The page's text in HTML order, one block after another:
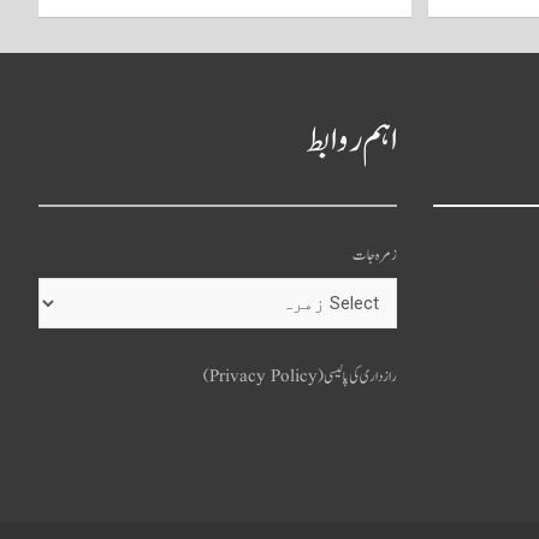
اہم روابط
زمرہ جات
رازداری کی پالیسی (Privacy Policy)